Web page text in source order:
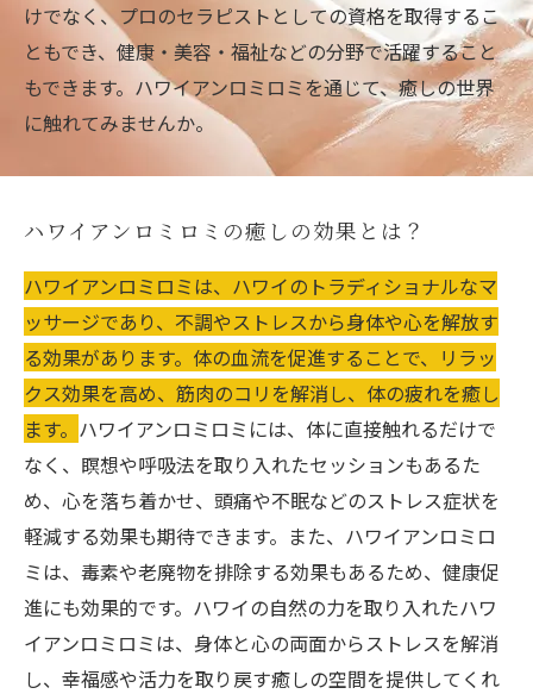
けでなく、プロのセラピストとしての資格を取得するこ
ともでき、健康・美容・福祉などの分野で活躍すること
もできます。ハワイアンロミロミを通じて、癒しの世界
に触れてみませんか。
ハワイアンロミロミの癒しの効果とは？
ハワイアンロミロミは、ハワイのトラディショナルなマ
ッサージであり、不調やストレスから身体や心を解放す
る効果があります。体の血流を促進することで、リラッ
クス効果を高め、筋肉のコリを解消し、体の疲れを癒し
ます。 ハワイアンロミロミには、体に直接触れるだけで
なく、瞑想や呼吸法を取り入れたセッションもあるた
め、心を落ち着かせ、頭痛や不眠などのストレス症状を
軽減する効果も期待できます。また、ハワイアンロミロ
ミは、毒素や老廃物を排除する効果もあるため、健康促
進にも効果的です。ハワイの自然の力を取り入れたハワ
イアンロミロミは、身体と心の両面からストレスを解消
し、幸福感や活力を取り戻す癒しの空間を提供してくれ